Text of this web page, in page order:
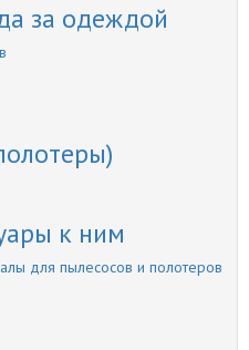
за одеждой
к ним
для пылесосов и полотеров